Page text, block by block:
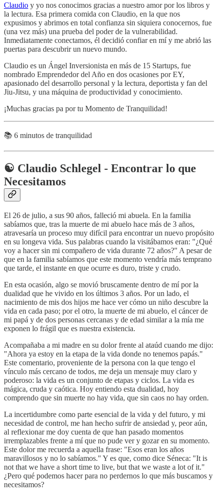
Claudio y yo nos conocimos gracias a nuestro amor por los libros y
la lectura. Esa primera comida con Claudio, en la que nos
expusimos y abrimos en total confianza sin siquiera conocernos, fue
(una vez más) una prueba del poder de la vulnerabilidad.
Inmediatamente conectamos, él decidió confiar en mí y me abrió las
puertas para descubrir un nuevo mundo.
Claudio es un Ángel Inversionista en más de 15 Startups, fue
nombrado Emprendedor del Año en dos ocasiones por EY,
apasionado del desarrollo personal y la lectura, deportista y fan del
Jiu-Jitsu, y una máquina de productividad y conocimiento.
¡Muchas gracias pa por tu Momento de Tranquilidad!
📚 6 minutos de tranquilidad
☯️ Claudio Schlegel - Encontrar lo que
Necesitamos
El 26 de julio, a sus 90 años, falleció mi abuela. En la familia
sabíamos que, tras la muerte de mi abuelo hace más de 3 años,
atravesaría un proceso muy difícil para encontrar un nuevo propósito
en su longeva vida. Sus palabras cuando la visitábamos eran: "¿Qué
voy a hacer sin mi compañero de vida durante 72 años?" A pesar de
que en la familia sabíamos que este momento vendría más temprano
que tarde, el instante en que ocurre es duro, triste y crudo.
En esta ocasión, algo se movió bruscamente dentro de mí por la
dualidad que he vivido en los últimos 3 años. Por un lado, el
nacimiento de mis dos hijos me hace ver cómo un niño descubre la
vida en cada paso; por el otro, la muerte de mi abuelo, el cáncer de
mi papá y de dos personas cercanas y de edad similar a la mía me
exponen lo frágil que es nuestra existencia.
Acompañaba a mi madre en su dolor frente al ataúd cuando me dijo:
"Ahora ya estoy en la etapa de la vida donde no tenemos papás."
Este comentario, proveniente de la persona con la que tengo el
vínculo más cercano de todos, me deja un mensaje muy claro y
poderoso: la vida es un conjunto de etapas y ciclos. La vida es
mágica, cruda y caótica. Hoy entiendo esta dualidad, hoy
comprendo que sin muerte no hay vida, que sin caos no hay orden.
La incertidumbre como parte esencial de la vida y del futuro, y mi
necesidad de control, me han hecho sufrir de ansiedad y, peor aún,
al reflexionar me doy cuenta de que han pasado momentos
irremplazables frente a mí que no pude ver y gozar en su momento.
Este dolor me recuerda a aquella frase: "Esos eran los años
maravillosos y no lo sabíamos." Y es que, como dice Séneca: "It is
not that we have a short time to live, but that we waste a lot of it."
¿Pero qué podemos hacer para no perdernos lo que más buscamos y
necesitamos?